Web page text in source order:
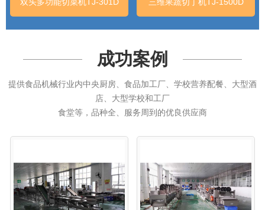
双头多功能切菜机TJ-301D 三维果蔬切丁机TJ-1500D
成功案例
提供食品机械行业内中央厨房、食品加工厂、学校营养配餐、大型酒
店、大型学校和工厂
食堂等，品种全、服务周到的优良供应商